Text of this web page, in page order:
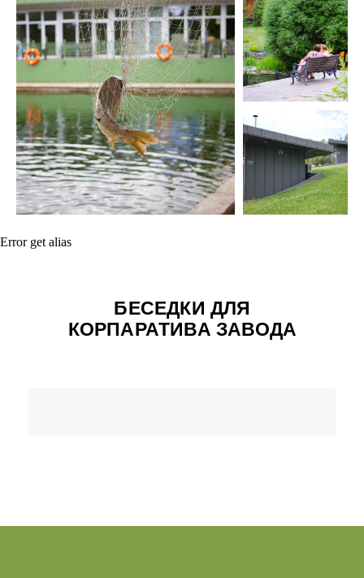
Error get alias
БЕСЕДКИ ДЛЯ
КОРПАРАТИВА ЗАВОДА